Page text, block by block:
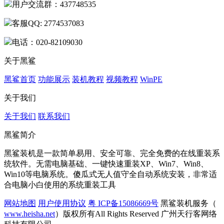
用户交流群：437748535
客服QQ: 2774537083
电话：020-82109030
关于黑鲨
黑鲨首页 功能展示 装机教程 视频教程 WinPE
关于我们
关于我们 联系我们
黑鲨简介
黑鲨装机是一款简单易用、安全可靠、完全免费的在线重装系
统软件。无需电脑基础、一键快速重装XP、Win7、Win8、
Win10等电脑系统。傻瓜式无人值守全自动系统安装，非常适
合电脑小白使用的系统重装工具
网站地图 用户使用协议 粤 ICP备15086669号 黑鲨装机服务（
www.heisha.net）版权所有All Rights Reserved 广州天行客网络